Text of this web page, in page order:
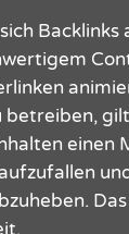
betreiben,
einen